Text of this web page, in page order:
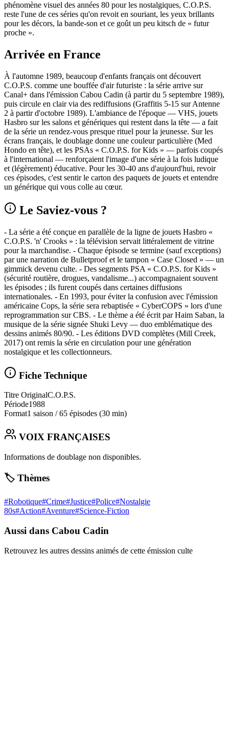
phénomène visuel des années 80 pour les nostalgiques, C.O.P.S.
reste l'une de ces séries qu'on revoit en souriant, les yeux brillants
pour les décors, la bande-son et ce goût un peu kitsch de « futur
proche ».
Arrivée en France
À l'automne 1989, beaucoup d'enfants français ont découvert
C.O.P.S. comme une bouffée d'air futuriste : la série arrive sur
Canal+ dans l'émission Cabou Cadin (à partir du 5 septembre 1989),
puis circule en clair via des rediffusions (Graffitis 5‑15 sur Antenne
2 à partir d'octobre 1989). L'ambiance de l'époque — VHS, jouets
Hasbro sur les salons et génériques qui restent dans la tête — a fait
de la série un rendez‑vous presque rituel pour la jeunesse. Sur les
écrans français, le doublage donne une couleur particulière (Med
Hondo en tête), et les PSAs « C.O.P.S. for Kids » — parfois coupés
à l'international — renforçaient l'image d'une série à la fois ludique
et (légèrement) éducative. Pour les 30‑40 ans d'aujourd'hui, revoir
ces épisodes, c'est sentir le carton des paquets de jouets et entendre
un générique qui vous colle au cœur.
Le Saviez-vous ?
- La série a été conçue en parallèle de la ligne de jouets Hasbro «
C.O.P.S. 'n' Crooks » : la télévision servait littéralement de vitrine
pour la marchandise. - Chaque épisode se termine (sauf exceptions)
par une narration de Bulletproof et le tampon « Case Closed » — un
gimmick devenu culte. - Des segments PSA « C.O.P.S. for Kids »
(sécurité routière, drogues, vandalisme...) accompagnaient souvent
les épisodes ; ils furent coupés dans certaines diffusions
internationales. - En 1993, pour éviter la confusion avec l'émission
américaine Cops, la série sera rebaptisée « CyberCOPS » lors d'une
reprogrammation sur CBS. - Le thème a été écrit par Haim Saban, la
musique de la série signée Shuki Levy — duo emblématique des
dessins animés 80/90. - Les éditions DVD complètes (Mill Creek,
2017) ont remis la série en circulation pour une génération
nostalgique et les collectionneurs.
Fiche Technique
Titre OriginalC.O.P.S.
Période1988
Format1 saison /65 épisodes (30 min)
VOIX FRANÇAISES
Informations de doublage non disponibles.
🏷️ Thèmes
#Robotique#Crime#Justice#Police#Nostalgie
80s#Action#Aventure#Science-Fiction
Aussi dans Cabou Cadin
Retrouvez les autres dessins animés de cette émission culte